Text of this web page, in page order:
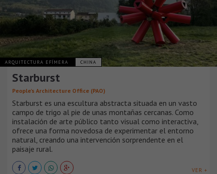
ARQUITECTURA EFÍMERA CHINA
Starburst
People’s Architecture Office (PAO)
Starburst es una escultura abstracta situada en un vasto
campo de trigo al pie de unas montañas cercanas. Como
instalación de arte público tanto visual como interactiva,
ofrece una forma novedosa de experimentar el entorno
natural, creando una intervención sorprendente en el
paisaje rural.
VER +